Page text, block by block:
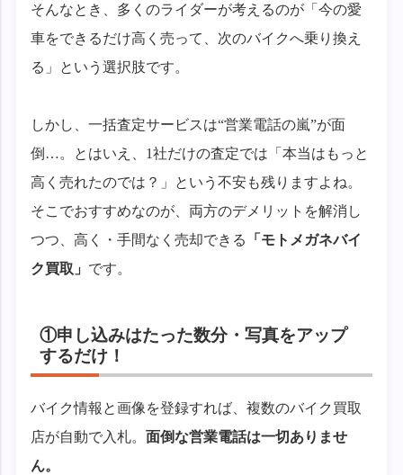
そんなとき、多くのライダーが考えるのが「今の愛
車をできるだけ高く売って、次のバイクへ乗り換え
る」という選択肢です。
しかし、一括査定サービスは“営業電話の嵐”が面
倒…。とはいえ、1社だけの査定では「本当はもっと
高く売れたのでは？」という不安も残りますよね。
そこでおすすめなのが、両方のデメリットを解消し
つつ、高く・手間なく売却できる
「モトメガネバイ
ク買取」 です。
①申し込みはたった数分・写真をアップ
するだけ！
バイク情報と画像を登録すれば、複数のバイク買取
店が自動で入札。面倒な営業電話は一切ありませ
ん。